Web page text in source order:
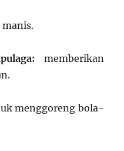
memberikan
menggoreng bola-